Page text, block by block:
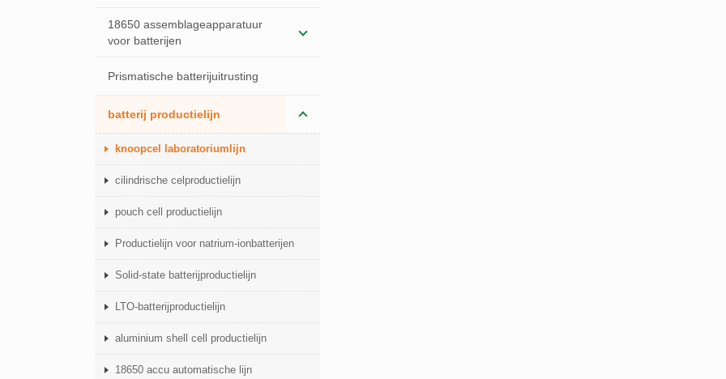
18650 assemblageapparatuur
voor batterijen
Prismatische batterijuitrusting
batterij productielijn
knoopcel laboratoriumlijn
cilindrische celproductielijn
pouch cell productielijn
Productielijn voor natrium-ionbatterijen
Solid-state batterijproductielijn
LTO-batterijproductielijn
aluminium shell cell productielijn
18650 accu automatische lijn